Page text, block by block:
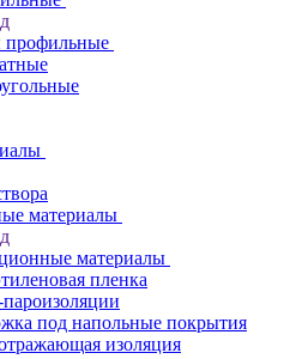
профильные
материалы
материалы
пленка
под напольные покрытия
изоляция